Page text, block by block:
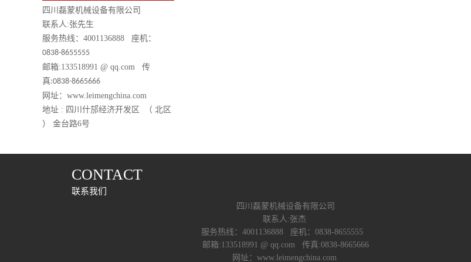
四川磊蒙机械设备有限公司
联系人:张先生
服务热线： 4001136888 座机：
0838-8655555
邮箱:133518991 @ qq.com 传
真:0838-8665666
网址： www.leimengchina.com
地址 : 四川什邡经济开发区 （ 北区
） 金台路6号
CONTACT
联系我们
四川磊蒙机械设备有限公司
联系人:张杰
服务热线：4001136888 座机：0838-8655555
邮箱:133518991 @ qq.com 传真:0838-8665666
网址：www.leimengchina.com